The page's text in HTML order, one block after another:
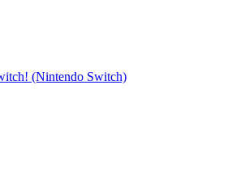
(Nintendo Switch)